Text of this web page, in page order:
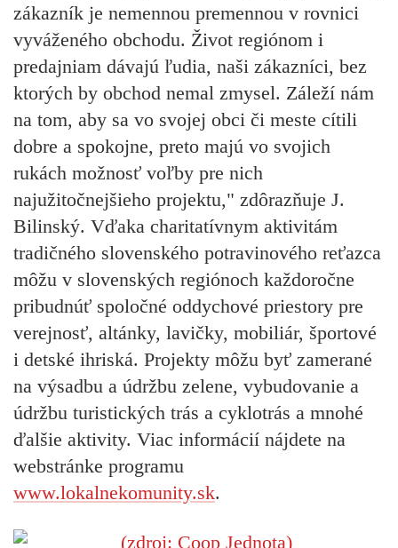
zákazník je nemennou premennou v rovnici
vyváženého obchodu. Život regiónom i
predajniam dávajú ľudia, naši zákazníci, bez
ktorých by obchod nemal zmysel. Záleží nám
na tom, aby sa vo svojej obci či meste cítili
dobre a spokojne, preto majú vo svojich
rukách možnosť voľby pre nich
najužitočnejšieho projektu," zdôrazňuje J.
Bilinský. Vďaka charitatívnym aktivitám
tradičného slovenského potravinového reťazca
môžu v slovenských regiónoch každoročne
pribudnúť spoločné oddychové priestory pre
verejnosť, altánky, lavičky, mobiliár, športové
i detské ihriská. Projekty môžu byť zamerané
na výsadbu a údržbu zelene, vybudovanie a
údržbu turistických trás a cyklotrás a mnohé
ďalšie aktivity. Viac informácií nájdete na
webstránke programu
www.lokalnekomunity.sk.